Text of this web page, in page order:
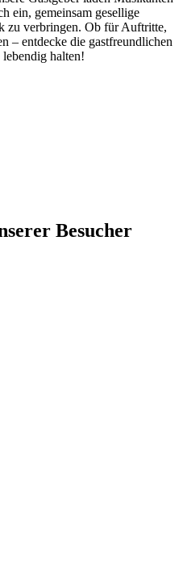
ein, gemeinsam gesellige
zu verbringen. Ob für Auftritte,
– entdecke die gastfreundlichen
halten!
Besucher